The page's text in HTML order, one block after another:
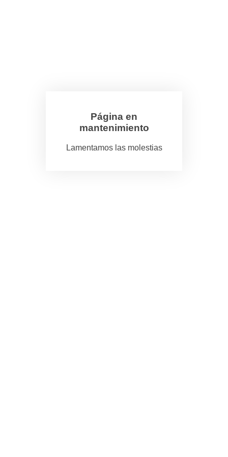
Página en
mantenimiento
Lamentamos las molestias